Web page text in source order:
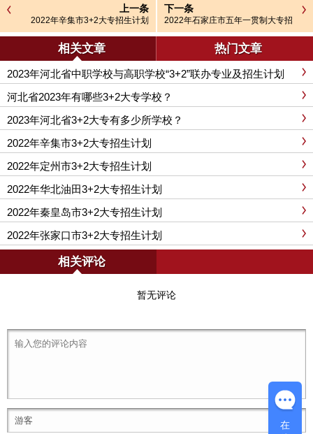
上一条
2022年辛集市3+2大专招生计划
下一条
2022年石家庄市五年一贯制大专招
生计划
相关文章 热门文章
2023年河北省中职学校与高职学校“3+2”联办专业及招生计划
河北省2023年有哪些3+2大专学校？
2023年河北省3+2大专有多少所学校？
2022年辛集市3+2大专招生计划
2022年定州市3+2大专招生计划
2022年华北油田3+2大专招生计划
2022年秦皇岛市3+2大专招生计划
2022年张家口市3+2大专招生计划
相关评论
暂无评论
在